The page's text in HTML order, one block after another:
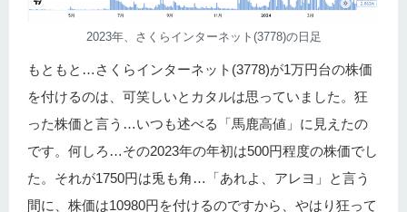
2023年、さくらインターネット(3778)の日足
もともと…さくらインターネット(3778)が1万円台の株価
を付けるのは、可笑しいとカタルは思っていました。狂
った株価と言う…いつも述べる「馬鹿高値」に見えたの
です。何しろ…その2023年の年初は500円程度の株価でし
た。それが1750円は兎も角…「あれよ、アレヨ」と言う
間に、株価は10980円を付けるのですから、やはり狂って